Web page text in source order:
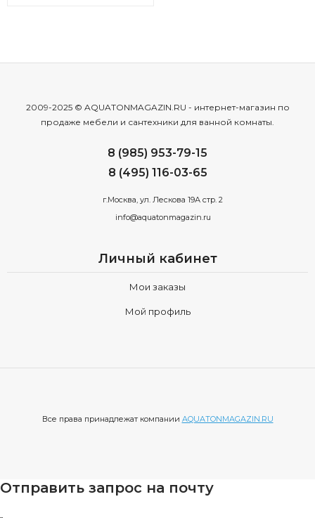
2009-2025 © AQUATONMAGAZIN.RU - интернет-магазин по
продаже мебели и сантехники для ванной комнаты.
8 (985) 953-79-15
8 (495) 116-03-65
г.Москва, ул. Лескова 19А стр. 2
info@aquatonmagazin.ru
Личный кабинет
Мои заказы
Мой профиль
Все права принадлежат компании AQUATONMAGAZIN.RU
Отправить запрос на почту